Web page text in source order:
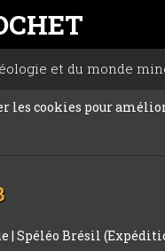
et du monde
les cookies pour
|Spéléo Brésil